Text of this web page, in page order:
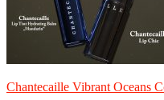
Chantecaille Vibrant Oceans